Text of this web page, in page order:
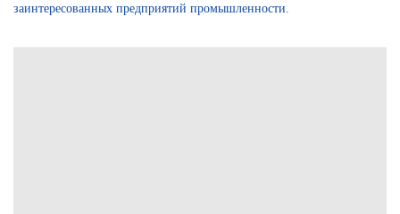
заинтересованных предприятий промышленности.